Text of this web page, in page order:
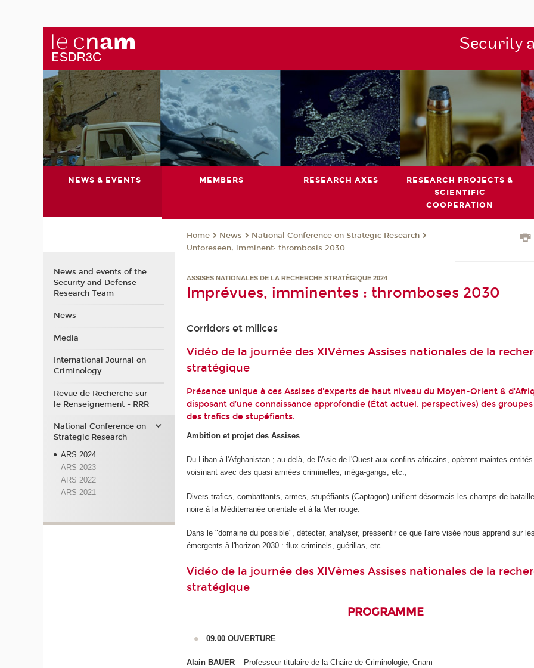
Security
NEWS & EVENTS MEMBERS RESEARCH AXES
RESEARCH PROJECTS &
SCIENTIFIC
COOPERATION
Home News
National Conference on Strategic Research
Unforeseen, imminent: thrombosis 2030
ASSISES NATIONALES DE LA RECHERCHE STRATÉGIQUE 2024
Imprévues, imminentes : thromboses 2030
Corridors et milices
Vidéo de la journée des XIVèmes Assises nationales de la
stratégique
Présence unique à ces Assises d'experts de haut niveau du Moyen-Orient &
disposant d’une connaissance approfondie (État actuel, perspectives) des
des trafics de stupéfiants.
Ambition et projet des Assises
Du Liban à l'Afghanistan ; au-delà, de l'Asie de l'Ouest aux confins africains, opèrent maintes
voisinant avec des quasi armées criminelles, méga-gangs, etc.,
Divers trafics, combattants, armes, stupéfiants (Captagon) unifient désormais les champs de
noire à la Méditerranée orientale et à la Mer rouge.
Dans le "domaine du possible", détecter, analyser, pressentir ce que l'aire visée nous ap­prend sur
émergents à l'horizon 2030 : flux criminels, guérillas, etc.
Vidéo de la journée des XIVèmes Assises nationales de la
stratégique
PROGRAMME
09.00 OUVERTURE
Alain BAUER – Professeur titulaire de la Chaire de Criminologie, Cnam
News and events of the
Security and Defense
Research Team
News
Media
International Journal on
Criminology
Revue de Recherche sur
le Renseignement - RRR
National Conference on
Strategic Research
ARS 2024
ARS 2023
ARS 2022
ARS 2021